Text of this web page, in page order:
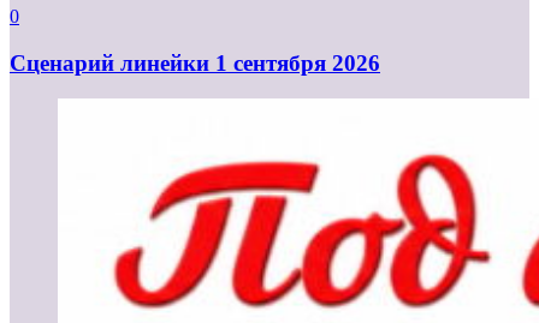
0
Cценарий линейки 1 сентября 2026